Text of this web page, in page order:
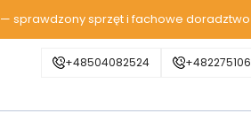
— sprawdzony sprzęt i fachowe doradztwo
+48504082524